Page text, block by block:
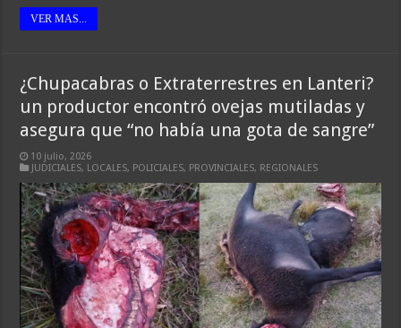
VER MAS...
¿Chupacabras o Extraterrestres en Lanteri?
un productor encontró ovejas mutiladas y
asegura que “no había una gota de sangre”
10 julio, 2026
JUDICIALES, LOCALES, POLICIALES, PROVINCIALES, REGIONALES